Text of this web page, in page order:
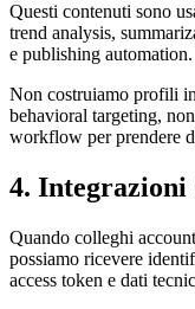
Questi contenuti sono
trend analysis,
e publishing automation.
Non costruiamo profili
behavioral targeting,
workflow per prendere
4. Integrazioni
Quando colleghi
possiamo ricevere
access token e dati